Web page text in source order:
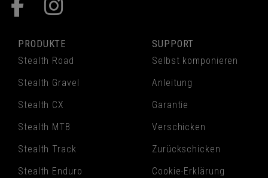
PRODUKTE
Stealth Road
Stealth Gravel
Stealth CX
Stealth MTB
Stealth Track
Stealth Enduro
SUPPORT
Selbst komponieren
Anleitung
Garantie
Verschicken
Zurückschicken
Cookie-Erklärung